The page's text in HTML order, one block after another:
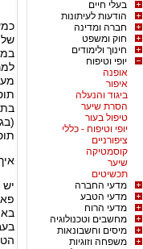
בעלי חיים
הודעות לעיתונות
חברה ומדינה
חוק ומשפט
חינוך ולימודים
יופי וטיפוח
אופנה
איפור
ביגוד והנעלה
הסרת שיער
טיפול בעור
יופי וטיפוח - כללי
ציפורניים
קוסמטיקה
שיער
תכשיטים
מדעי החברה
מדעי הטבע
מדעי הרוח
מחשבים וטכנולוגיה
מיסים וחשבונאות
משפחה וזוגיות
של